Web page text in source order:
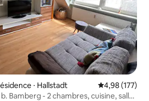
⋅ Hallstadt Évaluation
4,98 (177)
Bamberg - 2 chambres, cuisine, salle